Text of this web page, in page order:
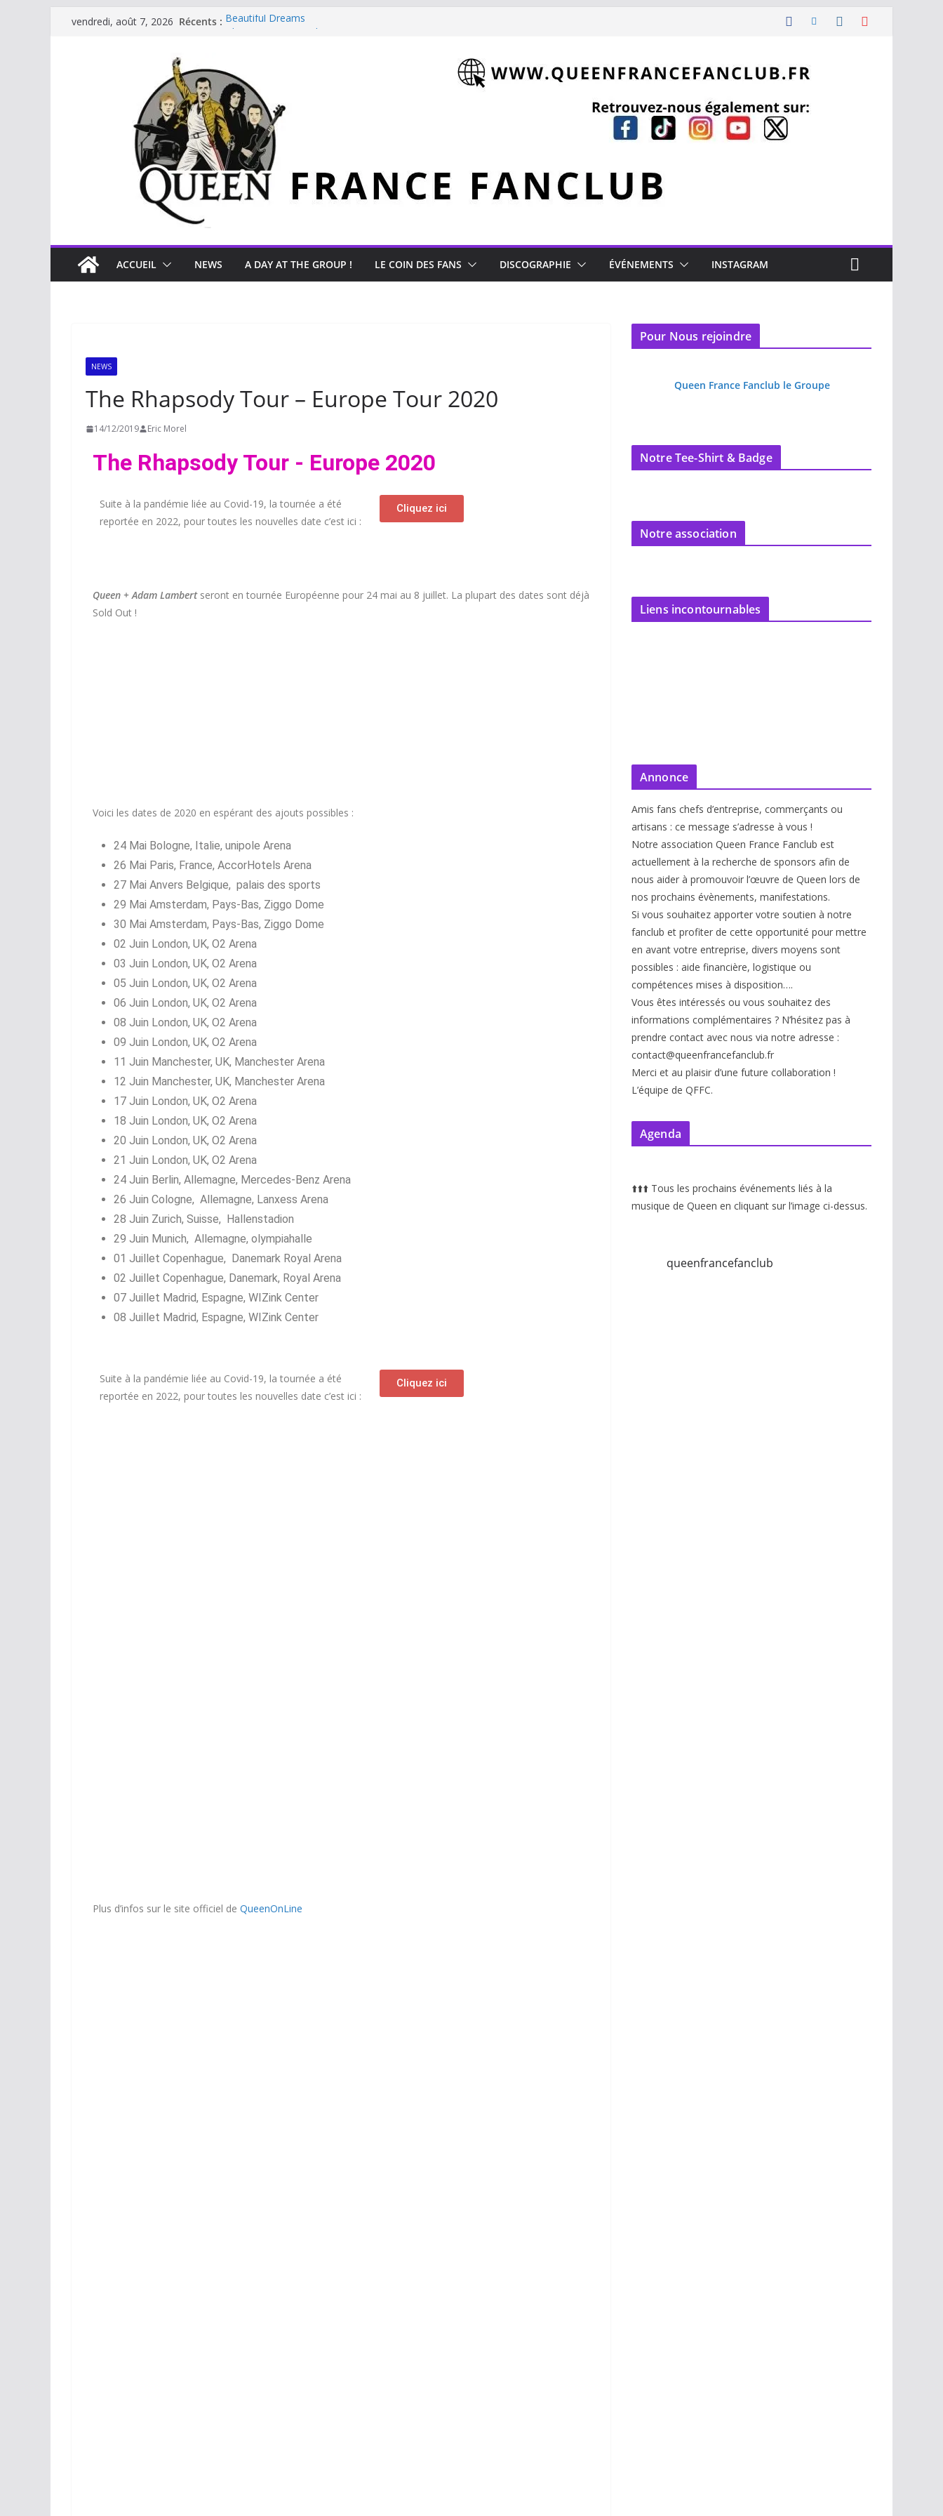
vendredi, août 7, 2026 Récents : Beautiful Dreams
Je vis avec Freddie Mercury
ACCUEIL NEWS A DAY AT THE GROUP ! LE COIN DES FANS DISCOGRAPHIE ÉVÉNEMENTS INSTAGRAM
NEWS
The Rhapsody Tour – Europe Tour 2020
14/12/2019 Eric Morel
The Rhapsody Tour - Europe 2020
Suite à la pandémie liée au Covid-19, la tournée a été
reportée en 2022, pour toutes les nouvelles date c’est ici :
Cliquez ici
Queen + Adam Lambertseront en tournée Européenne pour 24 mai au 8 juillet. La plupart des dates sont déjà
Sold Out !
Voici les dates de 2020 en espérant des ajouts possibles :
24 Mai Bologne, Italie, unipole Arena
26 Mai Paris, France, AccorHotels Arena
27 Mai Anvers Belgique, palais des sports
29 Mai Amsterdam, Pays-Bas, Ziggo Dome
30 Mai Amsterdam, Pays-Bas, Ziggo Dome
02 Juin London, UK, O2 Arena
03 Juin London, UK, O2 Arena
05 Juin London, UK, O2 Arena
06 Juin London, UK, O2 Arena
08 Juin London, UK, O2 Arena
09 Juin London, UK, O2 Arena
11 Juin Manchester, UK, Manchester Arena
12 Juin Manchester, UK, Manchester Arena
17 Juin London, UK, O2 Arena
18 Juin London, UK, O2 Arena
20 Juin London, UK, O2 Arena
21 Juin London, UK, O2 Arena
24 Juin Berlin, Allemagne, Mercedes-Benz Arena
26 Juin Cologne, Allemagne, Lanxess Arena
28 Juin Zurich, Suisse, Hallenstadion
29 Juin Munich, Allemagne, olympiahalle
01 Juillet Copenhague, Danemark Royal Arena
02 Juillet Copenhague, Danemark, Royal Arena
07 Juillet Madrid, Espagne, WIZink Center
08 Juillet Madrid, Espagne, WIZink Center
Suite à la pandémie liée au Covid-19, la tournée a été
reportée en 2022, pour toutes les nouvelles date c’est ici :
Cliquez ici
Plus d’infos sur le site officiel de QueenOnLine
Pour Nous rejoindre
Queen France Fanclub le Groupe
Notre Tee-Shirt & Badge
Notre association
Liens incontournables
Annonce
Amis fans chefs d’entreprise, commerçants ou
artisans : ce message s’adresse à vous !
Notre association Queen France Fanclub est
actuellement à la recherche de sponsors afin de
nous aider à promouvoir l’œuvre de Queen lors de
nos prochains évènements, manifestations.
Si vous souhaitez apporter votre soutien à notre
fanclub et profiter de cette opportunité pour mettre
en avant votre entreprise, divers moyens sont
possibles : aide financière, logistique ou
compétences mises à disposition….
Vous êtes intéressés ou vous souhaitez des
informations complémentaires ? N’hésitez pas à
prendre contact avec nous via notre adresse :
contact@queenfrancefanclub.fr
Merci et au plaisir d’une future collaboration !
L’équipe de QFFC.
Agenda
⬆️⬆️⬆️ Tous les prochains événements liés à la
musique de Queen en cliquant sur l’image ci-dessus.
queenfrancefanclub